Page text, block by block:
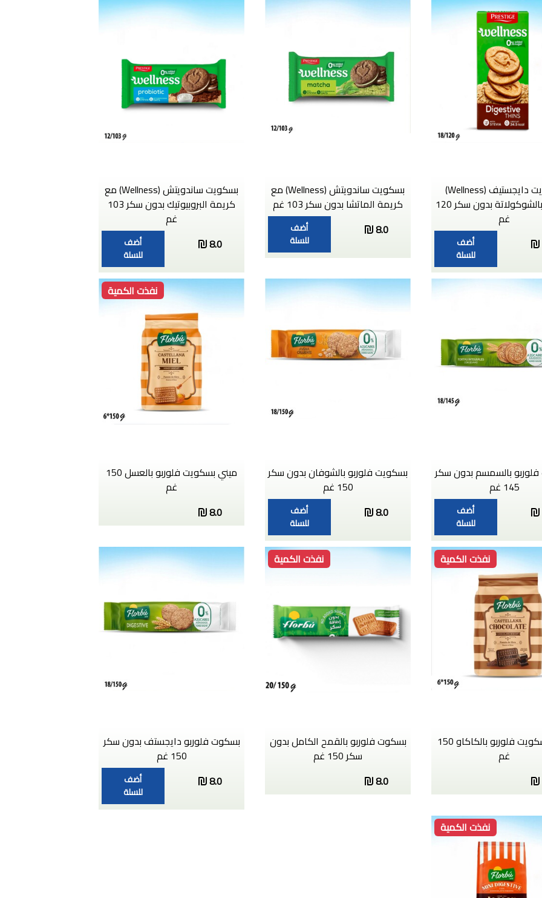
بسكويت دايجستيف (Wellness)
مغطى بالشوكولاتة بدون سكر 120
غم
أضف
للسلة
بسكويت ساندويتش (Wellness) مع
كريمة الماتشا بدون سكر 103 غم
8.0
أضف
للسلة
بسكويت ساندويتش (Wellness) مع
كريمة البروبيوتيك بدون سكر 103
غم
8.0
أضف
للسلة
بالسمسم بدون سكر
145 غم
أضف
للسلة
بسكويت فلوربو بالشوفان بدون سكر
150 غم
8.0
أضف
للسلة
نفذت الكمية
ميني بسكويت فلوربو بالعسل 150
غم
8.0
نفذت الكمية
ميني بسكويت فلوربو بالكاكاو 150
غم
نفذت الكمية
بسكوت فلوربو بالقمح الكامل بدون
سكر 150 غم
8.0
بسكوت فلوربو دايجستف بدون سكر
150 غم
8.0
أضف
للسلة
نفذت الكمية